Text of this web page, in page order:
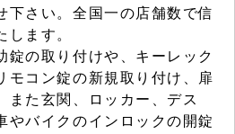
下さい。全国一の店舗数で信
します。
錠の取り付けや、キーレック
モコン錠の新規取り付け、扉
また玄関、ロッカー、デス
やバイクのインロックの開錠